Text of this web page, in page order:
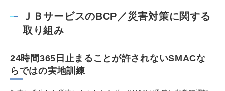
ＪＢサービスのBCP／災害対策に関する
取り組み
24時間365日止まることが許されないSMACな
らではの実地訓練